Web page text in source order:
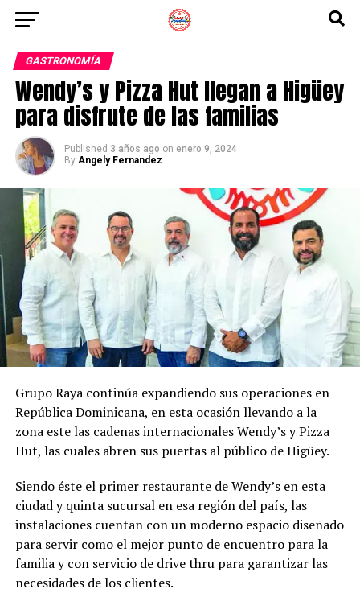
GASTRONOMÍA
Wendy’s y Pizza Hut llegan a Higüey
para disfrute de las familias
Published 3 años ago on enero 9, 2024
By Angely Fernandez
Grupo Raya continúa expandiendo sus operaciones en
República Dominicana, en esta ocasión llevando a la
zona este las cadenas internacionales Wendy’s y Pizza
Hut, las cuales abren sus puertas al público de Higüey.
Siendo éste el primer restaurante de Wendy’s en esta
ciudad y quinta sucursal en esa región del país, las
instalaciones cuentan con un moderno espacio diseñado
para servir como el mejor punto de encuentro para la
familia y con servicio de drive thru para garantizar las
necesidades de los clientes.